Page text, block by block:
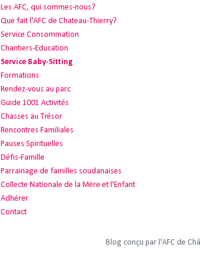
Les AFC, qui sommes-nous?
Que fait l'AFC de Chateau-Thierry?
Service Consommation
Chantiers-Education
Service Baby-Sitting
Formations
Rendez-vous au parc
Guide 1001 Activités
Chasses au Trésor
Rencontres Familiales
Pauses Spirituelles
Défis-Famille
Parrainage de familles soudanaises
Collecte Nationale de la Mère et l'Enfant
Adhérer
Contact
Blog conçu par l'AFC de